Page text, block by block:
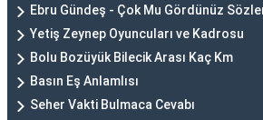
Ebru Gündeş - Çok Mu Gördünüz
Yetiş Zeynep Oyuncuları ve Kadrosu
Bolu Bozüyük Bilecik Arası Kaç Km
Basın Eş Anlamlısı
Seher Vakti Bulmaca Cevabı